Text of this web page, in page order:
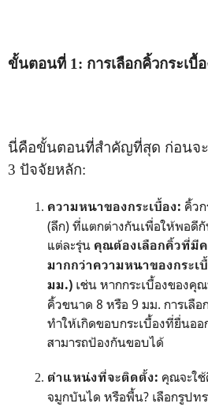
ขั้นตอนที่ 1: การเลือกคิ้วกระเบื้
นี่คือขั้นตอนที่สำคัญที่สุด ก่อนจ
3 ปัจจัยหลัก:
ความหนาของกระเบื้อง: คิ้ว
(ลึก) ที่แตกต่างกันเพื่อให้พอดี
แต่ละรุ่น คุณต้องเลือกคิ้วที่มี
มากกว่าความหนาของกระเ
มม.) เช่น หากกระเบื้องของคุ
คิ้วขนาด 8 หรือ 9 มม. การเลือ
ทำให้เกิดขอบกระเบื้องที่ยื่นออ
สามารถป้องกันขอบได้
ตำแหน่งที่จะติดตั้ง: คุณจะใ
จมูกบันได หรือพื้น? เลือกรูปท